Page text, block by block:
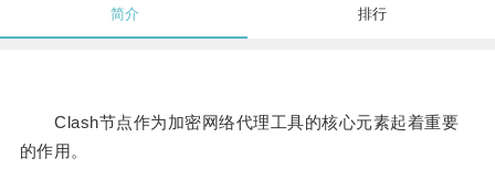
简介 排行
Clash节点作为加密网络代理工具的核心元素起着重要
的作用。